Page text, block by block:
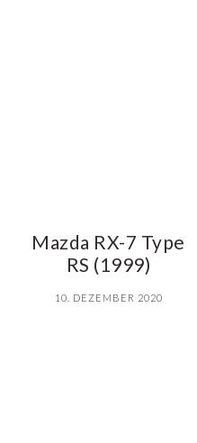
Mazda RX-7 Type
RS (1999)
10. DEZEMBER 2020